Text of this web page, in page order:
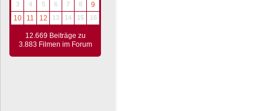
3
4 5 6 7 8
9
10
11 12 13 14 15 16
12.669 Beiträge zu
3.883 Filmen im Forum